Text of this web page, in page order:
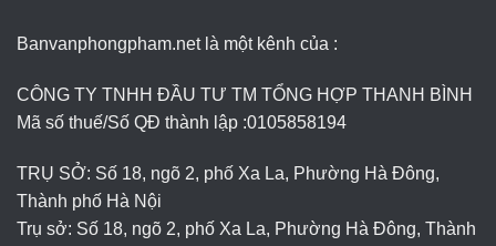
Banvanphongpham.net là một kênh của :
CÔNG TY TNHH ĐẦU TƯ TM TỔNG HỢP THANH BÌNH
Mã số thuế/Số QĐ thành lập :0105858194
TRỤ SỞ: Số 18, ngõ 2, phố Xa La, Phường Hà Đông,
Thành phố Hà Nội
Trụ sở: Số 18, ngõ 2, phố Xa La, Phường Hà Đông, Thành